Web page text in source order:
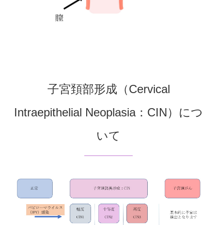
子宮頚部形成（Cervical
Intraepithelial Neoplasia：CIN）につ
いて